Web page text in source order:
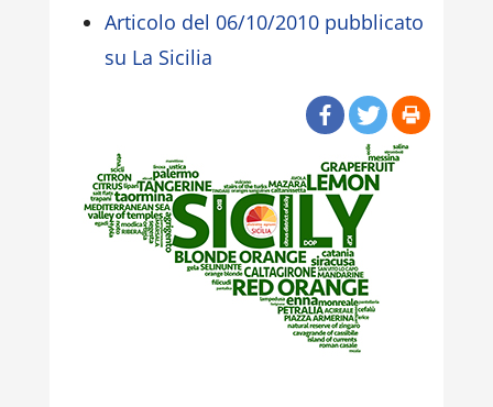
Articolo del 06/10/2010 pubblicato
su La Sicilia